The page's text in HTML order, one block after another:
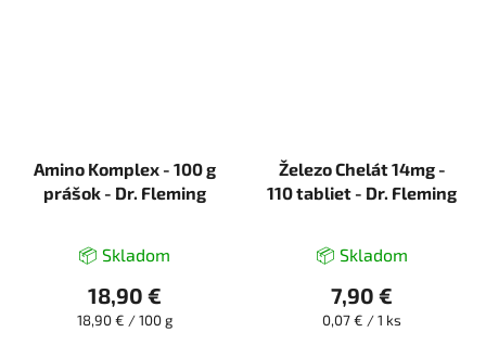
Amino Komplex - 100 g
prášok - Dr. Fleming
📦 Skladom
18,90 €
Jednotková
18,90 € / 100 g
Železo Chelát 14mg -
110 tabliet - Dr. Fleming
📦 Skladom
7,90 €
Jednotková
0,07 € / 1 ks